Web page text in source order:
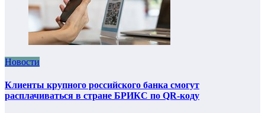
Новости
Клиенты крупного российского банка смогут
расплачиваться в стране БРИКС по QR-коду